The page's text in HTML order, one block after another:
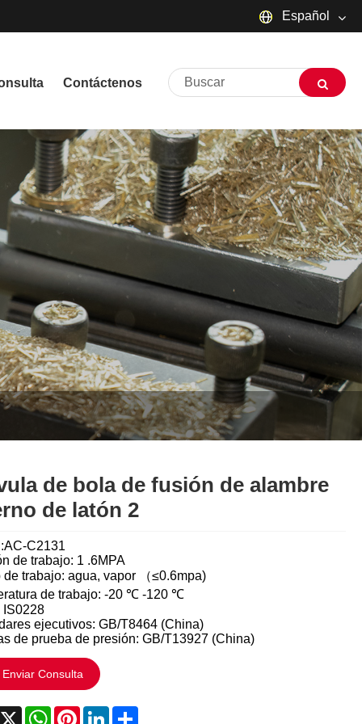
Español
Français
Español
العربية
שפה עברית
Português
Italiano
Polski
Svenska
Dansk
Contáctenos
de bola de fusión de alambre
de latón 2
C2131
de trabajo: 1 .6MPA
de trabajo: agua, vapor （≤0.6mpa)
de trabajo: -20 ℃ -120 ℃
IS0228
ejecutivos: GB/T8464 (China)
de prueba de presión: GB/T13927 (China)
Enviar Consulta
X WhatsApp
PinterestLinkedInShare